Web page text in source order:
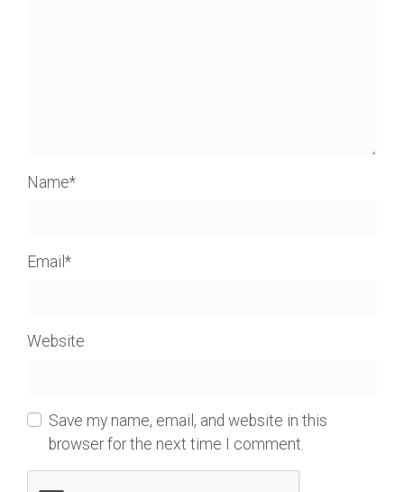
Name*
Email *
Website
Save my name, email, and website in this
browser for the next time I comment.